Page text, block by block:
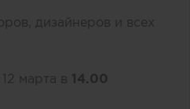
дизайнеров и всех
марта в 14.00